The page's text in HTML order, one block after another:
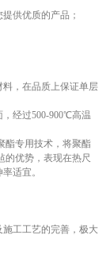
供优质的产品；
，在品质上保证单层
经过500-900℃高温
酯专用技术，将聚酯
的优势，表现在热尺
适宜。
工工艺的完善，极大